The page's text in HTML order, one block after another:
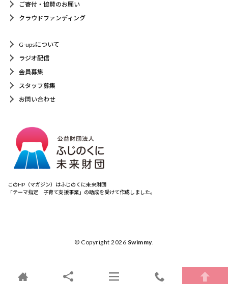
ご寄付・協賛のお願い
クラウドファンディング
G-upsについて
ラジオ配信
会員募集
スタッフ募集
お問い合わせ
このHP（マガジン）はふじのくに未来財団
「テーマ指定 子育て支援事業」の助成を受けて作成しました。
© Copyright 2026 Swimmy.